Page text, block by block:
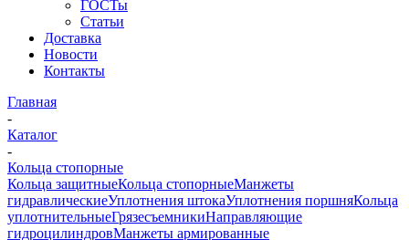
ГОСТы
Статьи
Доставка
Новости
Контакты
Главная
-
Каталог
-
Кольца стопорные
Кольца защитныеКольца стопорныеМанжеты
гидравлическиеУплотнения штокаУплотнения поршняКольца
уплотнительныеГрязесъемникиНаправляющие
гидроцилиндровМанжеты армированные